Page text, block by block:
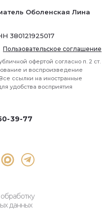
39-77
данных
Оболенская Лина
380121925017
Пользовательское соглашение
офертой согласно п. 2 ст.
и воспроизведение
ссылки на иностранные
удобства восприятия